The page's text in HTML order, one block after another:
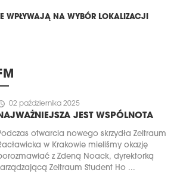
WPŁYWAJĄ NA WYBÓR LOKALIZACJI
02 października 2025
JEST WSPÓLNOTA
otwarcia nowego skrzydła Zeitraum
w Krakowie mieliśmy okazję
z Zdeną Noack, dyrektorką
Zeitraum Student Ho ...